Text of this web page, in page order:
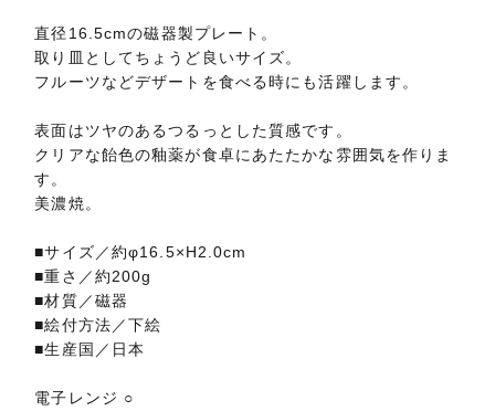
直径16.5cmの磁器製プレート。
取り皿としてちょうど良いサイズ。
フルーツなどデザートを食べる時にも活躍します。
表面はツヤのあるつるっとした質感です。
クリアな飴色の釉薬が食卓にあたたかな雰囲気を作りま
す。
美濃焼。
■サイズ／約φ16.5×H2.0cm
■重さ／約200g
■材質／磁器
■絵付方法／下絵
■生産国／日本
電子レンジ ○